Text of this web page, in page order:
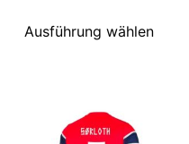
Ausführung wählen